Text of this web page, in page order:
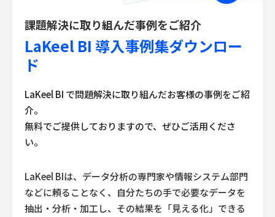
課題解決に取り組んだ事例をご紹介
LaKeel BI 導入事例集ダウンロー
ド
LaKeel BI で問題解決に取り組んだお客様の事例をご紹
介。
無料でご提供しておりますので、ぜひご活用くださ
い。
LaKeel BIは、データ分析の専門家や情報システム部門
などに頼ることなく、 自分たちの手で必要なデータを
抽出・分析・加工し、その結果を「見える化」できる